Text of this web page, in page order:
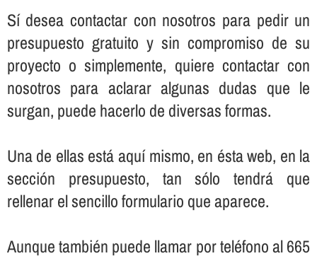
Sí­ desea contactar con nosotros para pedir un
presupuesto gratuito y sin compromiso de su
proyecto o simplemente, quiere contactar con
nosotros para aclarar algunas dudas que le
surgan, puede hacerlo de diversas formas.
Una de ellas está aquí­ mismo, en ésta web, en la
sección presupuesto, tan sólo tendrá que
rellenar el sencillo formulario que aparece.
Aunque también puede llamar por teléfono al 665